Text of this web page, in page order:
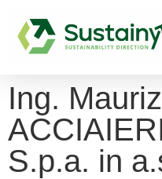
Ing.
S.p.a. in